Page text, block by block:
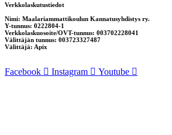
Verkkolaskutustiedot
Nimi: Maalariammattikoulun Kannatusyhdistys ry.
Y-tunnus: 0222804-1
Verkkolaskuosoite/OVT-tunnus: 003702228041
Välittäjän tunnus: 003723327487
Välittäjä: Apix
Facebook Instagram Youtube